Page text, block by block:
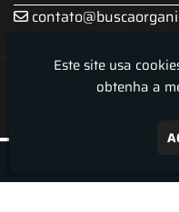
Roda do Chopp -
Este site usa
obtenha a